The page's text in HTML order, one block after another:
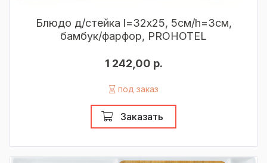
Блюдо д/стейка l=32х25, 5см/h=3см,
бамбук/фарфор, PROHOTEL
1 242,00 р.
под заказ
Заказать